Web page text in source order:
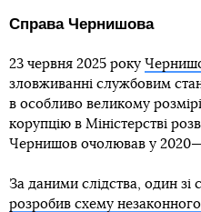
Справа Чернишова
23 червня 2025 року
зловживанні службовим
в особливо великому
корупцію в Міністерстві
Чернишов очолював у
За даними слідства, один зі
розробив схему